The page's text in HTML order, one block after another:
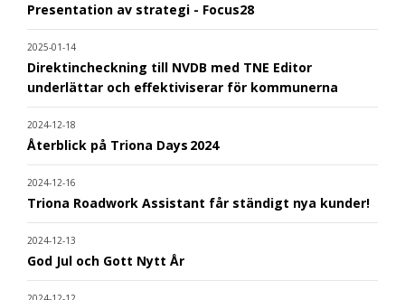
Presentation av strategi - Focus28
2025-01-14
Direktincheckning till NVDB med TNE Editor
underlättar och effektiviserar för kommunerna
2024-12-18
Återblick på Triona Days 2024
2024-12-16
Triona Roadwork Assistant får ständigt nya kunder!
2024-12-13
God Jul och Gott Nytt År